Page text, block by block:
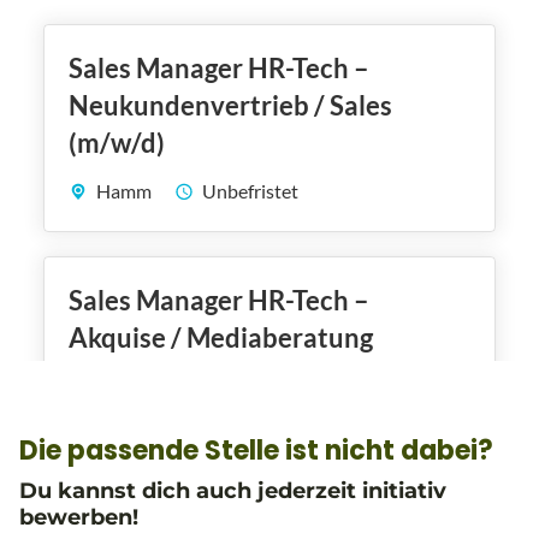
Die passende Stelle ist nicht dabei?
Du kannst dich auch jederzeit initiativ
bewerben!